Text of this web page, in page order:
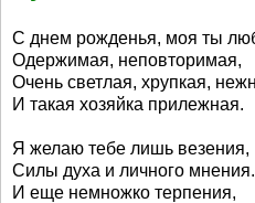
С днем рожденья, моя ты
Одержимая, неповторимая,
Очень светлая, хрупкая,
И такая хозяйка прилежная.
Я желаю тебе лишь везения,
Силы духа и личного мнения.
И еще немножко терпения,